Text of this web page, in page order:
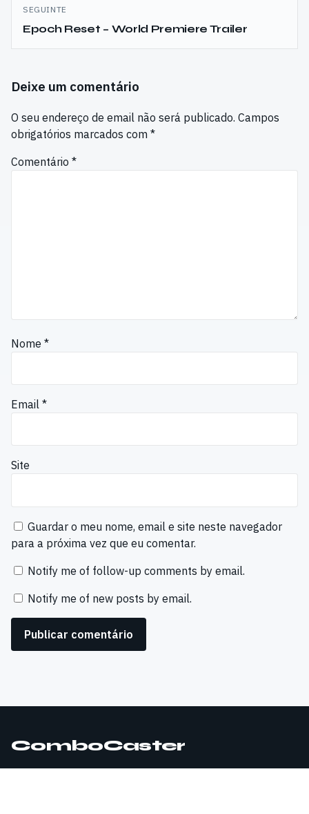
SEGUINTE
Epoch Reset – World Premiere Trailer
Deixe um comentário
O seu endereço de email não será publicado. Campos
obrigatórios marcados com *
Comentário *
Nome *
Email *
Site
Guardar o meu nome, email e site neste navegador
para a próxima vez que eu comentar.
Notify me of follow-up comments by email.
Notify me of new posts by email.
ComboCaster